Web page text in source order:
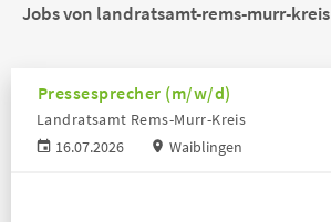
Jobs von landratsamt-rems-murr-kreis
Pressesprecher (m/w/d)
16.07.2026
Landratsamt Rems-Murr-Kreis
Waiblingen